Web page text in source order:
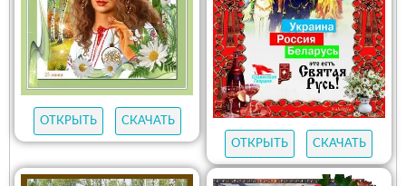
ОТКРЫТЬ
СКАЧАТЬ
ОТКРЫТЬ
СКАЧАТЬ